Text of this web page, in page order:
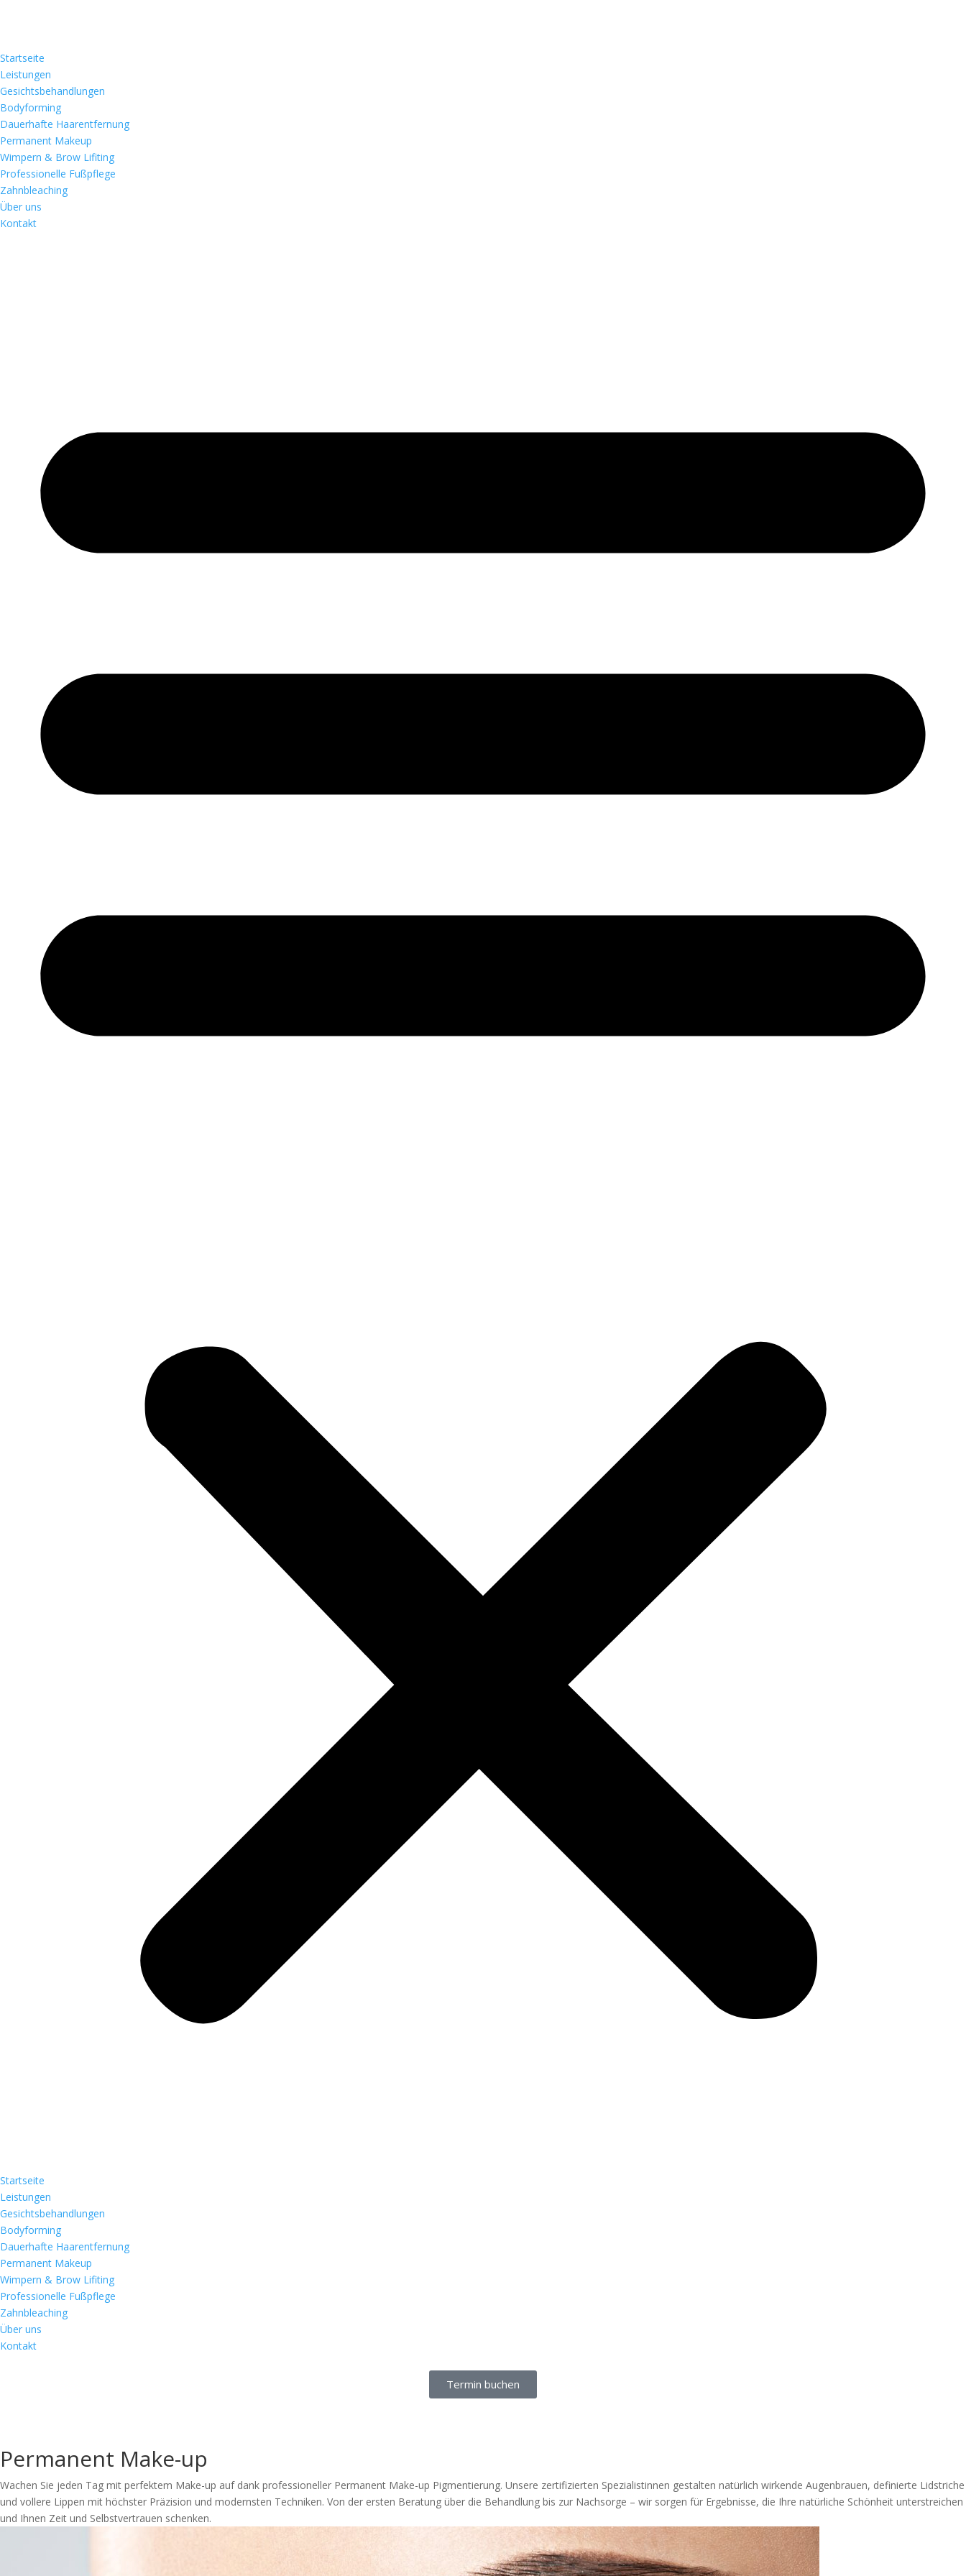
Startseite
Leistungen
Gesichtsbehandlungen
Bodyforming
Dauerhafte Haarentfernung
Permanent Makeup
Wimpern & Brow Lifiting
Professionelle Fußpflege
Zahnbleaching
Über uns
Kontakt
Startseite
Leistungen
Gesichtsbehandlungen
Bodyforming
Dauerhafte Haarentfernung
Permanent Makeup
Wimpern & Brow Lifiting
Professionelle Fußpflege
Zahnbleaching
Über uns
Kontakt
Termin buchen
Permanent Make-up
Wachen Sie jeden Tag mit perfektem Make-up auf dank professioneller Permanent Make-up Pigmentierung. Unsere zertifizierten Spezialistinnen gestalten natürlich wirkende Augenbrauen, definierte Lidstriche
und vollere Lippen mit höchster Präzision und modernsten Techniken. Von der ersten Beratung über die Behandlung bis zur Nachsorge – wir sorgen für Ergebnisse, die Ihre natürliche Schönheit unterstreichen
und Ihnen Zeit und Selbstvertrauen schenken.